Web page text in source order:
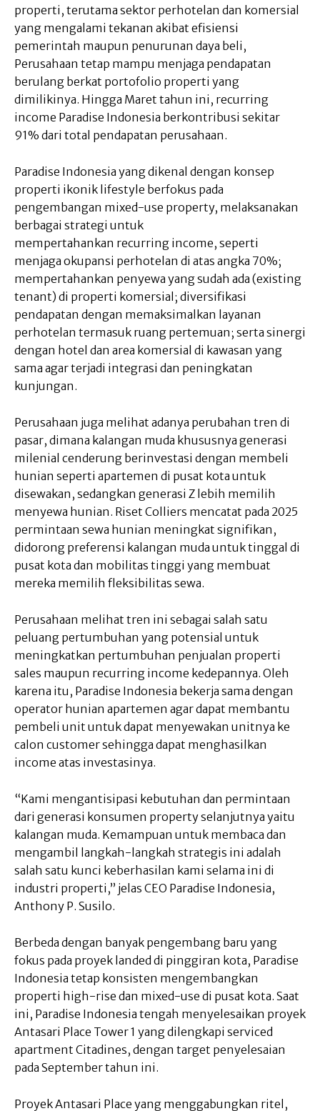
properti, terutama sektor perhotelan dan komersial
yang mengalami tekanan akibat efisiensi
pemerintah maupun penurunan daya beli,
Perusahaan tetap mampu menjaga pendapatan
berulang berkat portofolio properti yang
dimilikinya. Hingga Maret tahun ini, recurring
income Paradise Indonesia berkontribusi sekitar
91% dari total pendapatan perusahaan.
Paradise Indonesia yang dikenal dengan konsep
properti ikonik lifestyle berfokus pada
pengembangan mixed-use property, melaksanakan
berbagai strategi untuk
mempertahankan recurring income, seperti
menjaga okupansi perhotelan di atas angka 70%;
mempertahankan penyewa yang sudah ada (existing
tenant) di properti komersial; diversifikasi
pendapatan dengan memaksimalkan layanan
perhotelan termasuk ruang pertemuan; serta sinergi
dengan hotel dan area komersial di kawasan yang
sama agar terjadi integrasi dan peningkatan
kunjungan.
Perusahaan juga melihat adanya perubahan tren di
pasar, dimana kalangan muda khususnya generasi
milenial cenderung berinvestasi dengan membeli
hunian seperti apartemen di pusat kota untuk
disewakan, sedangkan generasi Z lebih memilih
menyewa hunian. Riset Colliers mencatat pada 2025
permintaan sewa hunian meningkat signifikan,
didorong preferensi kalangan muda untuk tinggal di
pusat kota dan mobilitas tinggi yang membuat
mereka memilih fleksibilitas sewa.
Perusahaan melihat tren ini sebagai salah satu
peluang pertumbuhan yang potensial untuk
meningkatkan pertumbuhan penjualan properti
sales maupun recurring income kedepannya. Oleh
karena itu, Paradise Indonesia bekerja sama dengan
operator hunian apartemen agar dapat membantu
pembeli unit untuk dapat menyewakan unitnya ke
calon customer sehingga dapat menghasilkan
income atas investasinya.
“Kami mengantisipasi kebutuhan dan permintaan
dari generasi konsumen property selanjutnya yaitu
kalangan muda. Kemampuan untuk membaca dan
mengambil langkah-langkah strategis ini adalah
salah satu kunci keberhasilan kami selama ini di
industri properti,” jelas CEO Paradise Indonesia,
Anthony P. Susilo.
Berbeda dengan banyak pengembang baru yang
fokus pada proyek landed di pinggiran kota, Paradise
Indonesia tetap konsisten mengembangkan
properti high-rise dan mixed-use di pusat kota. Saat
ini, Paradise Indonesia tengah menyelesaikan proyek
Antasari Place Tower 1 yang dilengkapi serviced
apartment Citadines, dengan target penyelesaian
pada September tahun ini.
Proyek Antasari Place yang menggabungkan ritel,